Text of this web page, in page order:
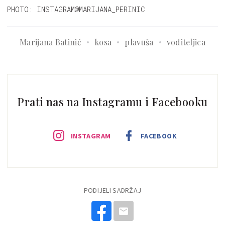
PHOTO: INSTAGRAM@MARIJANA_PERINIC
Marijana Batinić kosa plavuša voditeljica
Prati nas na Instagramu i Facebooku
INSTAGRAM FACEBOOK
PODIJELI SADRŽAJ